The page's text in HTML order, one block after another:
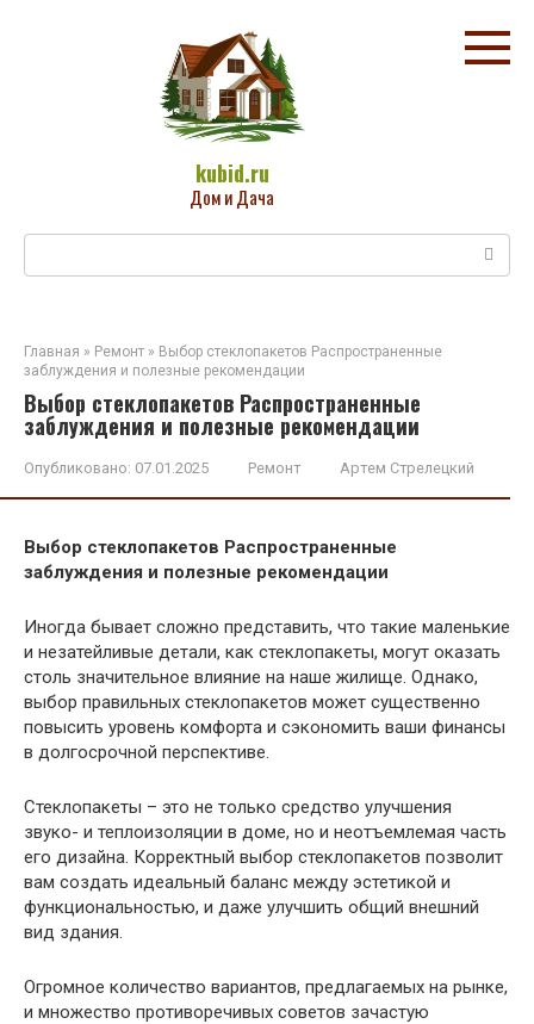
kubid.ru
Дом и Дача
Главная » Ремонт » Выбор стеклопакетов Распространенные
заблуждения и полезные рекомендации
Выбор стеклопакетов Распространенные
заблуждения и полезные рекомендации
Опубликовано: 07.01.2025 Ремонт Артем Стрелецкий
Выбор стеклопакетов Распространенные
заблуждения и полезные рекомендации
Иногда бывает сложно представить, что такие маленькие
и незатейливые детали, как стеклопакеты, могут оказать
столь значительное влияние на наше жилище. Однако,
выбор правильных стеклопакетов может существенно
повысить уровень комфорта и сэкономить ваши финансы
в долгосрочной перспективе.
Стеклопакеты – это не только средство улучшения
звуко- и теплоизоляции в доме, но и неотъемлемая часть
его дизайна. Корректный выбор стеклопакетов позволит
вам создать идеальный баланс между эстетикой и
функциональностью, и даже улучшить общий внешний
вид здания.
Огромное количество вариантов, предлагаемых на рынке,
и множество противоречивых советов зачастую